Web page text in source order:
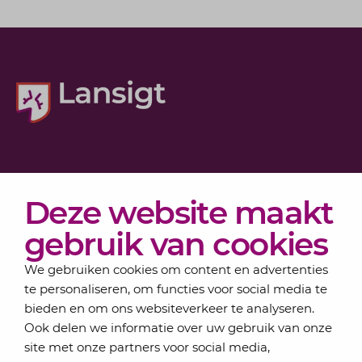
Deze website maakt
gebruik van cookies
We gebruiken cookies om content en advertenties
te personaliseren, om functies voor social media te
bieden en om ons websiteverkeer te analyseren.
Ook delen we informatie over uw gebruik van onze
site met onze partners voor social media,
Actueel
Over Lansigt
Contact
Schrijf je in voor onze nieuwsbrief
Elke maand bundelen de adviseurs van Lansigt in